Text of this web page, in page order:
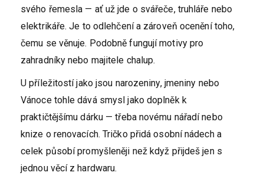
svého řemesla — ať už jde o svářeče, truhláře nebo
elektrikáře. Je to odlehčení a zároveň ocenění toho,
čemu se věnuje. Podobně fungují motivy pro
zahradníky nebo majitele chalup.
U příležitostí jako jsou narozeniny, jmeniny nebo
Vánoce tohle dává smysl jako doplněk k
praktičtějšímu dárku — třeba novému nářadí nebo
knize o renovacích. Tričko přidá osobní nádech a
celek působí promyšleněji než když přijdeš jen s
jednou věcí z hardwaru.